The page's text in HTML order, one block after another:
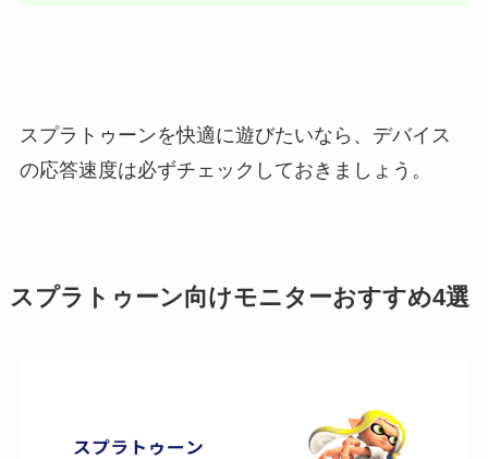
スプラトゥーンを快適に遊びたいなら、デバイス
の応答速度は必ずチェックしておきましょう。
スプラトゥーン向けモニターおすすめ4選